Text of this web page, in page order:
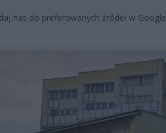
nas do preferowanych źródeł w Google